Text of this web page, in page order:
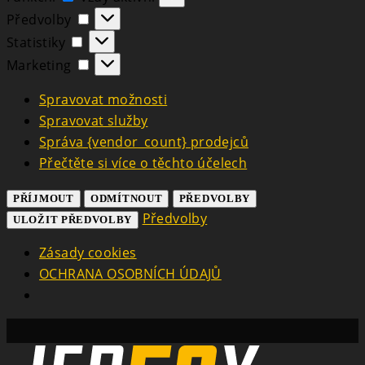
Předvolby
Předvolby
Statistiky
Statistiky
Marketing
Marketing
Spravovat možnosti
Spravovat služby
Správa {vendor_count} prodejců
Přečtěte si více o těchto účelech
PŘÍJMOUT ODMÍTNOUT
PŘEDVOLBY
ULOŽIT PŘEDVOLBY
Předvolby
Zásady cookies
OCHRANA OSOBNÍCH ÚDAJŮ